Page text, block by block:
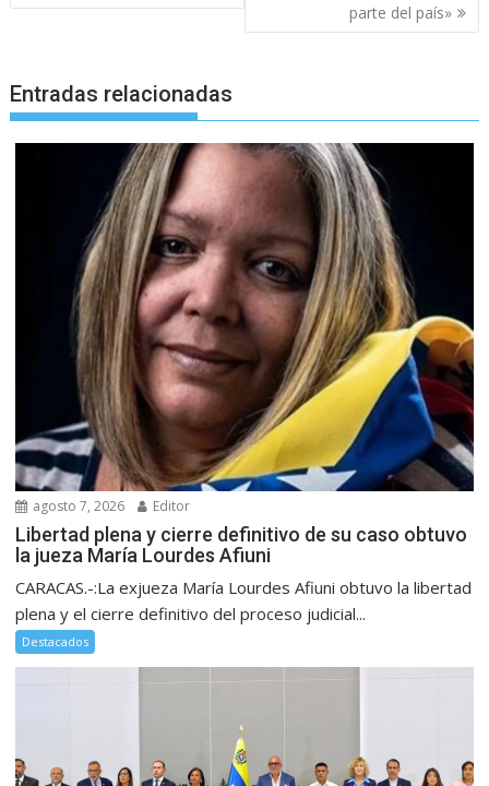
parte del país»
Entradas relacionadas
agosto 7, 2026 Editor
Libertad plena y cierre definitivo de su caso obtuvo
la jueza María Lourdes Afiuni
CARACAS.-:La exjueza María Lourdes Afiuni obtuvo la libertad
plena y el cierre definitivo del proceso judicial...
Destacados